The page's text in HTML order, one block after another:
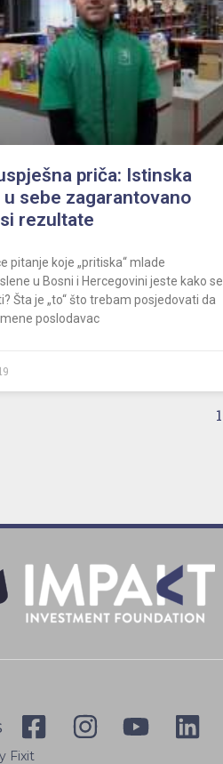
priča: Istinska
sebe zagarantovano
rezultate
pitanje koje „pritiska“ mlade
u Bosni i Hercegovini jeste kako se
Šta je „to“ što trebam posjedovati da
poslodavac
1
Fixit